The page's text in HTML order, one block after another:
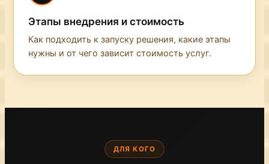
Этапы внедрения и стоимость
Как подходить к запуску решения, какие этапы
нужны и от чего зависит стоимость услуг.
ДЛЯ КОГО